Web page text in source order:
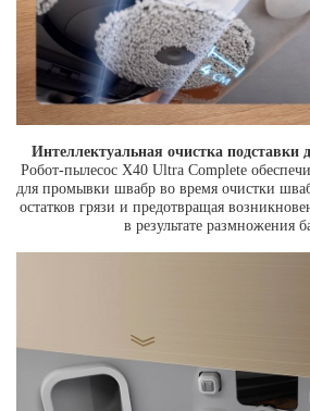
Интеллектуальная очистка
Робот-пылесос X40 Ultra Complete
для промывки швабр во время очистки
остатков грязи и предотвращая
в результате размножения